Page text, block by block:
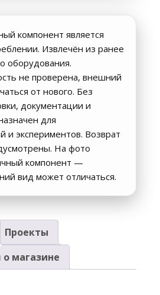
компонент является
Извлечён из ранее
оборудования.
не проверена, внешний
от нового. Без
документации и
для
и экспериментов. Возврат
На фото
компонент —
вид может отличаться.
Проекты
магазине